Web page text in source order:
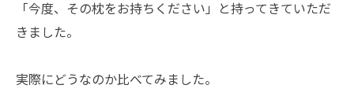
「今度、その枕をお持ちください」と持ってきていただ
きました。
実際にどうなのか比べてみました。